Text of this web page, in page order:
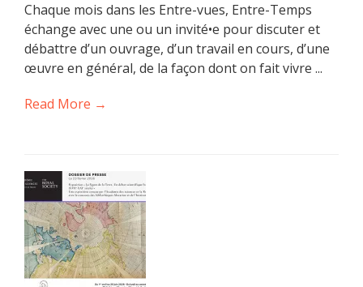
Chaque mois dans les Entre-vues, Entre-Temps
échange avec une ou un invité•e pour discuter et
débattre d’un ouvrage, d’un travail en cours, d’une
œuvre en général, de la façon dont on fait vivre ...
Read More →